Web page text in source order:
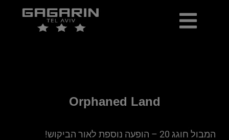
Orphaned Land
המבול חוגג 20 – הופעה נוספת לאור הביקוש!